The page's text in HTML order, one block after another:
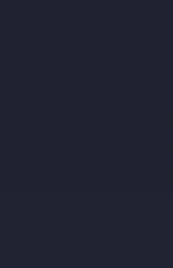
8 Haziran
Müge